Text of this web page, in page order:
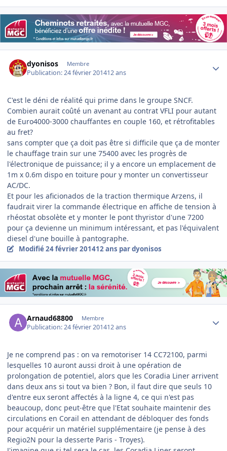
dyonisos Membre
Publication:24 février 201412 ans
C'est le déni de réalité qui prime dans le groupe SNCF.
Combien aurait coûté un avenant au contrat VFLI pour autant
de Euro4000-3000 chauffantes en couple 160, et rétrofitables
au fret?
sans compter que ça doit pas être si difficile que ça de monter
le chauffage train sur une 75400 avec les progrès de
l'électronique de puissance; il y a encore un emplacement de
1m x 0.6m dispo en toiture pour y monter un convertisseur
AC/DC.
Et pour les aficionados de la traction thermique Arzens, il
faudrait virer la commande électrique en affiche de tension à
rhéostat obsolète et y monter le pont thyristor d'une 7200
pour ça devienne un minimum intéressant, et pas l'équivalent
diesel d'une bouille à pantographe.
Modifié24 février 201412 ans par dyonisos
Arnaud68800 Membre
Publication:24 février 201412 ans
Je ne comprend pas : on va remotoriser 14 CC72100, parmi
lesquelles 10 auront aussi droit à une opération de
prolongation de potentiel, alors que les Coradia Liner arrivent
dans deux ans si tout va bien ? Bon, il faut dire que seuls 10
d'entre eux seront affectés à la ligne 4, ce qui n'est pas
beaucoup, donc peut-être que l'Etat souhaite maintenir des
circulations en Corail en attendant de débloquer des fonds
pour acquérir un matériel supplémentaire (je pense à des
Regio2N pour la desserte Paris - Troyes).